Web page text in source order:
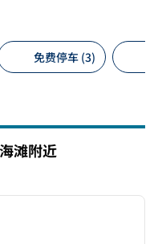
免费停车 (3)
滩附近
下一